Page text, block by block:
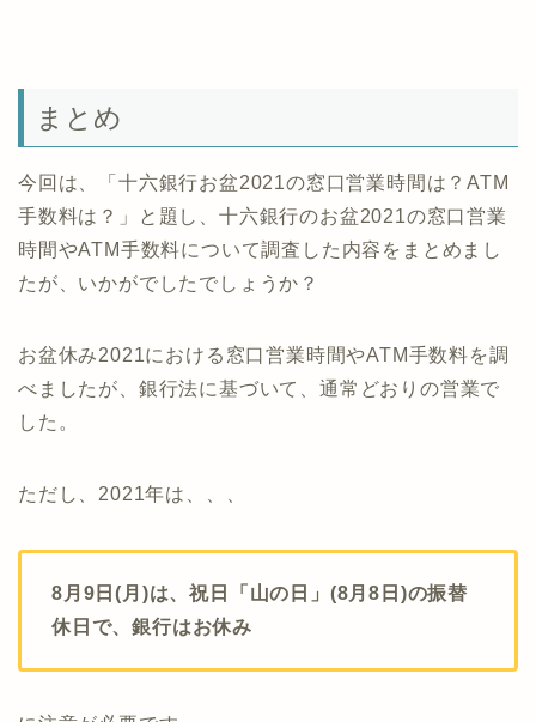
まとめ
今回は、「十六銀行お盆2021の窓口営業時間は？ATM
手数料は？」と題し、十六銀行のお盆2021の窓口営業
時間やATM手数料について調査した内容をまとめまし
たが、いかがでしたでしょうか？
お盆休み2021における窓口営業時間やATM手数料を調
べましたが、銀行法に基づいて、通常どおりの営業で
した。
ただし、2021年は、、、
8月9日(月)は、祝日「山の日」(8月8日)の振替
休日で、銀行はお休み